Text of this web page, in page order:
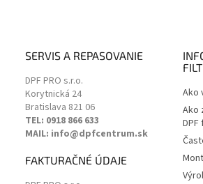
SERVIS A REPASOVANIE
DPF PRO s.r.o.
Korytnická 24
Bratislava 821 06
TEL: 0918 866 633
MAIL: info@dpfcentrum.sk
FAKTURAČNÉ ÚDAJE
Ako
Ako